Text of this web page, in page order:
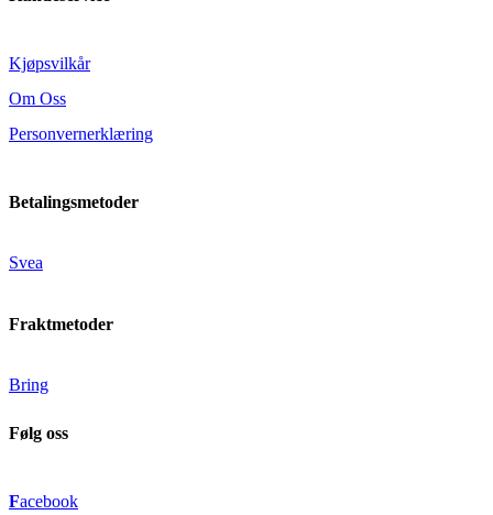
Kjøpsvilkår
Om Oss
Personvernerklæring
Betalingsmetoder
Svea
Fraktmetoder
Bring
Følg oss
Facebook